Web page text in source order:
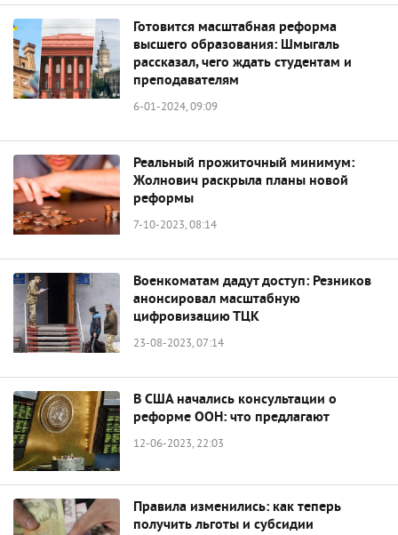
Готовится масштабная реформа
высшего образования: Шмыгаль
рассказал, чего ждать студентам и
преподавателям
6-01-2024, 09:09
Реальный прожиточный минимум:
Жолнович раскрыла планы новой
реформы
7-10-2023, 08:14
Военкоматам дадут доступ: Резников
анонсировал масштабную
цифровизацию ТЦК
23-08-2023, 07:14
В США начались консультации о
реформе ООН: что предлагают
12-06-2023, 22:03
Правила изменились: как теперь
получить льготы и субсидии